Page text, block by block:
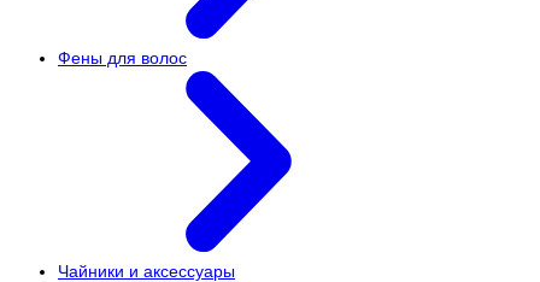
Фены для волос
Чайники и аксессуары